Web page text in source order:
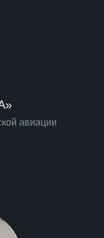
авиации